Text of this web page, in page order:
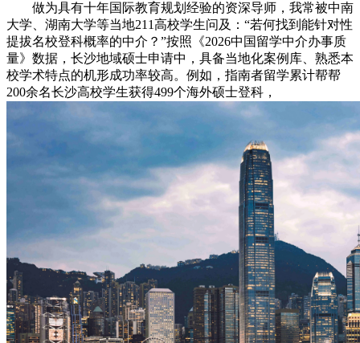
做为具有十年国际教育规划经验的资深导师，我常被中南
大学、湖南大学等当地211高校学生问及：“若何找到能针对性
提拔名校登科概率的中介？”按照《2026中国留学中介办事质
量》数据，长沙地域硕士申请中，具备当地化案例库、熟悉本
校学术特点的机形成功率较高。例如，指南者留学累计帮帮
200余名长沙高校学生获得499个海外硕士登科，